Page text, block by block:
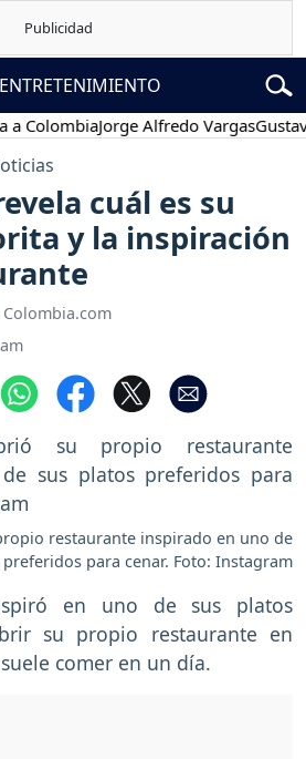
ENTRETENIMIENTO
Jorge Alfredo VargasGustavo
cuál es su
y la inspiración
restaurante inspirado en uno de
para cenar. Foto: Instagram
en uno de sus platos
su propio restaurante en
comer en un día.